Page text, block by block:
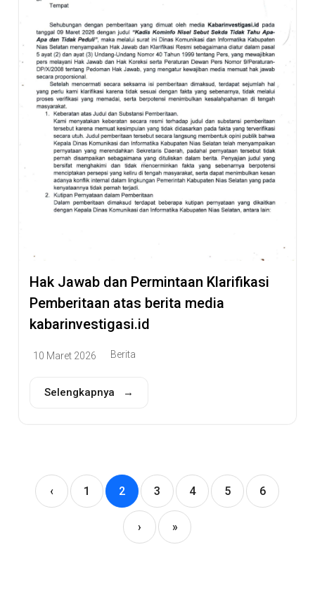
Hak Jawab dan Permintaan Klarifikasi
Pemberitaan atas berita media
kabarinvestigasi.id
10 Maret 2026 Berita
Selengkapnya →
‹ 1 2 3 4 5 6
› »